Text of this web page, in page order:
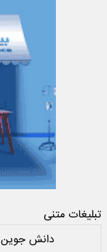
تبلیغات متنی
دانش جوین